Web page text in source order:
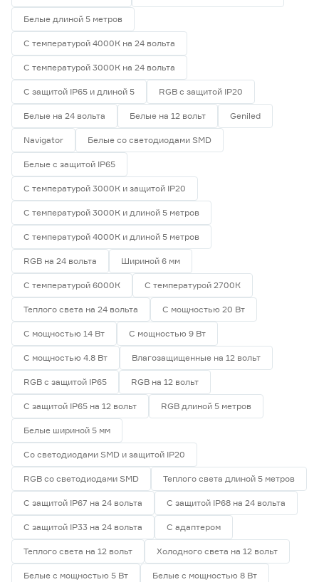
Белые длиной 5 метров
С температурой 4000К на 24 вольта
С температурой 3000К на 24 вольта
С защитой IP65 и длиной 5 RGB с защитой IP20
Белые на 24 вольта Белые на 12 вольт Geniled
Navigator Белые со светодиодами SMD
Белые с защитой IP65
С температурой 3000К и защитой IP20
С температурой 3000К и длиной 5 метров
С температурой 4000К и длиной 5 метров
RGB на 24 вольта Шириной 6 мм
С температурой 6000К С температурой 2700К
Теплого света на 24 вольта С мощностью 20 Вт
С мощностью 14 Вт С мощностью 9 Вт
С мощностью 4.8 Вт Влагозащищенные на 12 вольт
RGB с защитой IP65 RGB на 12 вольт
С защитой IP65 на 12 вольт RGB длиной 5 метров
Белые шириной 5 мм
Со светодиодами SMD и защитой IP20
RGB со светодиодами SMD Теплого света длиной 5 метров
С защитой IP67 на 24 вольта С защитой IP68 на 24 вольта
С защитой IP33 на 24 вольта С адаптером
Теплого света на 12 вольт Холодного света на 12 вольт
Белые с мощностью 5 Вт Белые с мощностью 8 Вт